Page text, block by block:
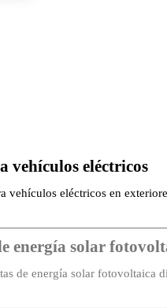
vehículos eléctricos
vehículos eléctricos en
energía solar
de energía solar fotovoltaica